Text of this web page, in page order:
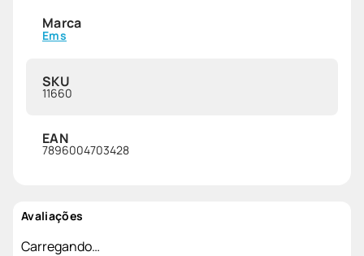
Marca
Ems
SKU
11660
EAN
7896004703428
Avaliações
Carregando…